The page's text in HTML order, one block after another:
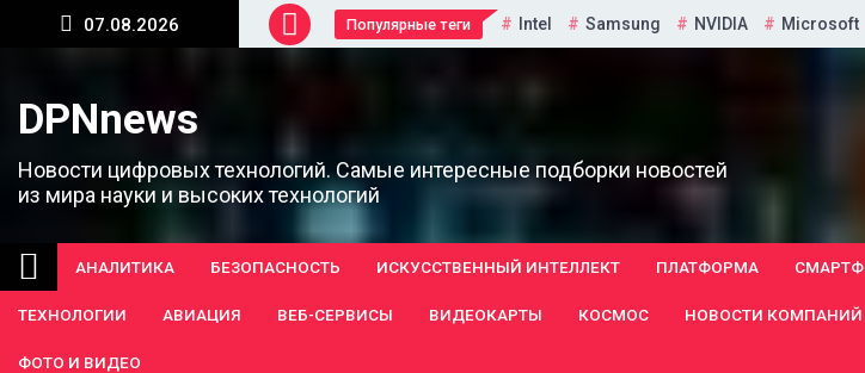
Перейти
07.08.2026 Популярные теги Intel Samsung NVIDIA Microsoft
DPNnews
Новости цифровых технологий. Самые интересные подборки новостей
из мира науки и высоких технологий
АНАЛИТИКА БЕЗОПАСНОСТЬ ИСКУССТВЕННЫЙ ИНТЕЛЛЕКТ ПЛАТФОРМА
ТЕХНОЛОГИИ АВИАЦИЯ ВЕБ-СЕРВИСЫ ВИДЕОКАРТЫ КОСМОС НОВОСТИ КОМПАНИЙ
ФОТО И ВИДЕО